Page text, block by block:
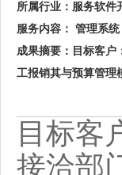
所属行业： 服务软件
服务内容： 管理系统
成果摘要： 目标客户
工报销其与预算管理
目标客
接洽部